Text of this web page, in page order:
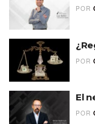
POR
POR
El
POR